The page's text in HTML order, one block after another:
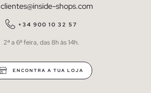
clientes@inside-shops.com
+34 900 10 32 57
2ª a 6ª feira, das 8h às 14h.
ENCONTRA A TUA LOJA